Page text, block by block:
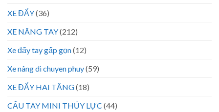
XE ĐẨY(36)
XE NÂNG TAY(212)
Xe đẩy tay gấp gọn(12)
Xe nâng di chuyen phuy(59)
XE ĐẨY HAI TẦNG(18)
CẨU TAY MINI THỦY LỰC (44)